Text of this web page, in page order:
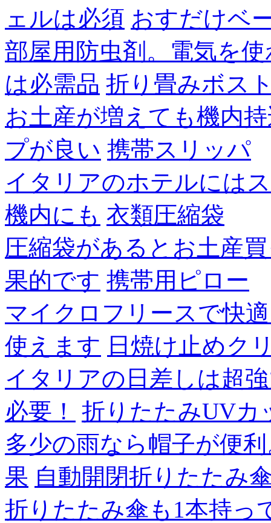
ェルは必須 おすだけベ
部屋用防虫剤。電気を
は必需品 折り畳みボス
お土産が増えても機内
プが良い 携帯スリッパ
イタリアのホテルには
機内にも 衣類圧縮袋
圧縮袋があるとお土産
果的です 携帯用ピロー
マイクロフリースで快
使えます 日焼け止めク
イタリアの日差しは超
必要！
折りたたみUVカ
多少の雨なら帽子が便
果 自動開閉折りたたみ
折りたたみ傘も1本持っ